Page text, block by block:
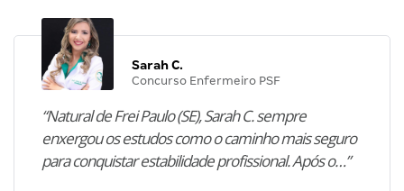
Sarah C.
Concurso Enfermeiro PSF
“Natural de Frei Paulo (SE), Sarah C. sempre
enxergou os estudos como o caminho mais seguro
para conquistar estabilidade profissional. Após o…”